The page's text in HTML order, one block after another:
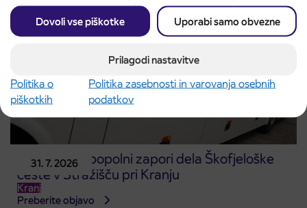
Dovoli vse piškotke Uporabi samo obvezne
Prilagodi nastavitve
Politika o
piškotkih
Politika zasebnosti in varovanja osebnih
podatkov
31. 7. 2026
Obvestilo o popolni zapori dela Škofjeloške
ceste v Stražišču pri Kranju
Kranj
Preberite objavo